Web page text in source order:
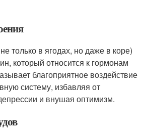
только в ягодах, но даже в коре)
который относится к гормонам
благоприятное воздействие
систему, избавляя от
и внушая оптимизм.